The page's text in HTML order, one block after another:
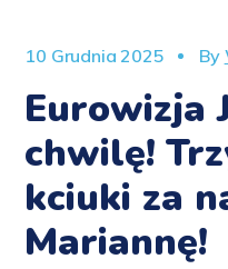
10 Grudnia 2025 By
Eurowizja
chwilę!
kciuki za
Mariannę!